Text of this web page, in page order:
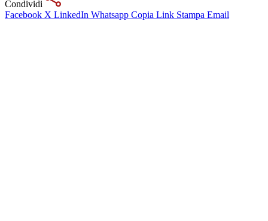
Condividi
Facebook X LinkedIn Whatsapp Copia Link Stampa Email